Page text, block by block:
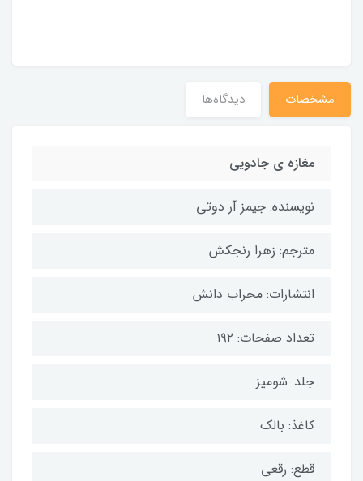
مشخصات دیدگاه‌ها
مغازه ی جادویی
نویسنده: جیمز آر دوتی
مترجم: زهرا رنجکش
انتشارات: محراب دانش
تعداد صفحات: ۱۹۲
جلد: شومیز
کاغذ: بالک
قطع: رقعی